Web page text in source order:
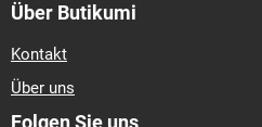
Über Butikumi
Kontakt
Über uns
Folgen Sie uns